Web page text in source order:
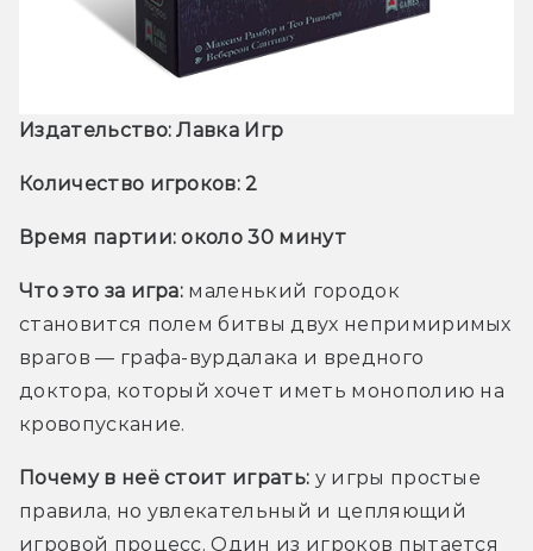
Издательство: Лавка Игр
Количество игроков: 2
Время партии: около 30 минут
Что это за игра: маленький городок
становится полем битвы двух непримиримых
врагов — графа-вурдалака и вредного
доктора, который хочет иметь монополию на
кровопускание.
Почему в неё стоит играть: у игры простые
правила, но увлекательный и цепляющий
игровой процесс. Один из игроков пытается